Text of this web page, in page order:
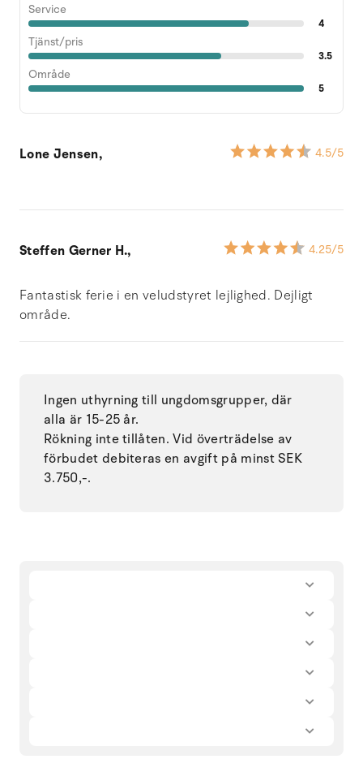
Service
4
Tjänst/pris
3.5
Område
5
Lone Jensen, 4.5/5
Steffen Gerner H., 4.25/5
Fantastisk ferie i en veludstyret lejlighed. Dejligt
område.
Ingen uthyrning till ungdomsgrupper, där
alla är 15-25 år.
Rökning inte tillåten. Vid överträdelse av
förbudet debiteras en avgift på minst SEK
3.750,-.